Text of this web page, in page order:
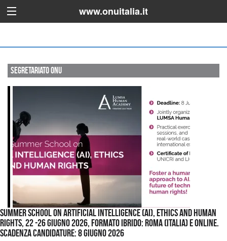
www.onuitalia.it
Segretariato ONU
Summer School on Artificial Intelligence (AI), Ethics and Human
Rights, 22 -26 giugno 2026, Formato Ibrido: Roma (Italia) e online.
Scadenza candidature: 8 giugno 2026